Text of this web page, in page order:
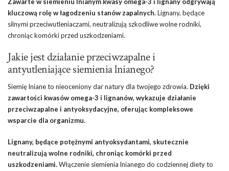
kluczową rolę w łagodzeniu stanów zapalnych.Lignany, będące
silnymi przeciwutleniaczami, neutralizują szkodliwe wolne rodniki,
chroniąc komórki przed uszkodzeniami.
Jakie jest działanie przeciwzapalne i
antyutleniające siemienia lnianego?
Siemię lniane to nieoceniony dar natury dla twojego zdrowia. Dzięki
zawartości kwasów omega-3 i lignanów, wykazuje działanie
przeciwzapalne i antyoksydacyjne, oferując kompleksowe
wsparcie dla organizmu.
Lignany, będące potężnymi antyoksydantami, skutecznie
neutralizują wolne rodniki, chroniąc komórki przed
uszkodzeniami.Włączenie siemienia lnianego do codziennej diety to